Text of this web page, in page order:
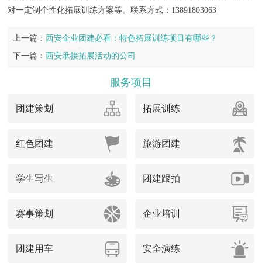
对一定制个性化拓展训练方案等。联系方式：13891803063
上一篇：西安企业团建必看：特色拓展训练项目有哪些？
下一篇：西安承接拓展活动的公司
服务项目
团建策划 拓展训练
红色团建 旅游团建
学生写生 团建跟拍
赛事策划 企业培训
团建用车 安全演练